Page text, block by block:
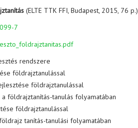
(ELTE TTK FFI, Budapest, 2015, 76 p.)
7
rendszere
földrajztanulással
földrajztanulással
földrajztanítás-tanulás folyamatában
földrajztanulással
tanítás-tanulási folyamatában